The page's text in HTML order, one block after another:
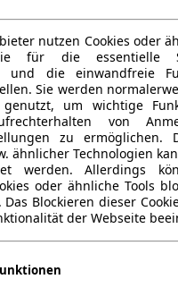
nutzen Cookies oder
für die essentielle
und die einwandfreie
Sie werden
genutzt, um wichtige
von
zu ermöglichen.
ähnlicher Technologien
werden. Allerdings
oder ähnliche Tools
Blockieren dieser
der Webseite